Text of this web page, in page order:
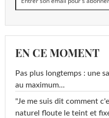
EN CE MOMENT
Pas plus longtemps : une
au maximum...
"Je me suis dit comment
naturel floute le teint et